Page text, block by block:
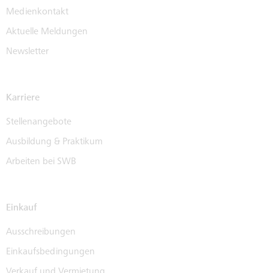
Medienkontakt
Aktuelle Meldungen
Newsletter
Karriere
Stellenangebote
Ausbildung & Praktikum
Arbeiten bei SWB
Einkauf
Ausschreibungen
Einkaufsbedingungen